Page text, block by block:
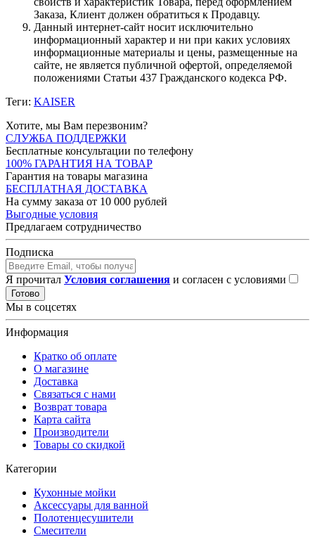
Заказа, Клиент должен обратиться к Продавцу.
Данный интернет-сайт носит исключительно
информационный характер и ни при каких условиях
информационные материалы и цены, размещенные на
сайте, не является публичной офертой, определяемой
положениями Статьи 437 Гражданского кодекса РФ.
Теги: KAISER
Хотите, мы Вам перезвоним?
СЛУЖБА ПОДДЕРЖКИ
Бесплатные консультации по телефону
100% ГАРАНТИЯ НА ТОВАР
Гарантия на товары магазина
БЕСПЛАТНАЯ ДОСТАВКА
На сумму заказа от 10 000 рублей
Выгодные условия
Предлагаем сотрудничество
Подписка
Я прочитал Условия соглашения и согласен с условиями
Готово
Мы в соцсетях
Информация
Кратко об оплате
О магазине
Доставка
Связаться с нами
Возврат товара
Карта сайта
Производители
Товары со скидкой
Категории
Кухонные мойки
Аксессуары для ванной
Полотенцесушители
Смесители